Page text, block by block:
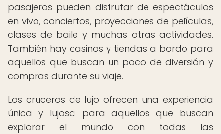
pasajeros pueden disfrutar de espectáculos
en vivo, conciertos, proyecciones de películas,
clases de baile y muchas otras actividades.
También hay casinos y tiendas a bordo para
aquellos que buscan un poco de diversión y
compras durante su viaje.
Los cruceros de lujo ofrecen una experiencia
única y lujosa para aquellos que buscan
explorar el mundo con todas las